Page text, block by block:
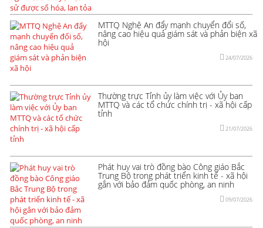
MTTQ Nghệ An đẩy mạnh chuyển đổi số,
nâng cao hiệu quả giám sát và phản biện xã
hội
24/07/2026
Thường trực Tỉnh ủy làm việc với Ủy ban
MTTQ và các tổ chức chính trị - xã hội cấp
tỉnh
21/07/2026
Phát huy vai trò đồng bào Công giáo Bắc
Trung Bộ trong phát triển kinh tế - xã hội
gắn với bảo đảm quốc phòng, an ninh
09/07/2026